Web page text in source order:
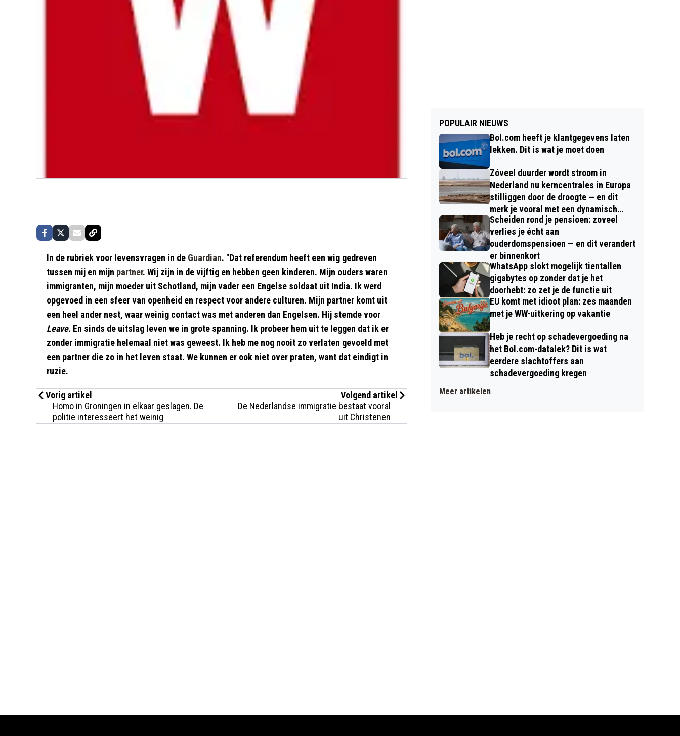
In de rubriek voor levensvragen in de Guardian. "Dat referendum heeft een wig gedreven
tussen mij en mijn partner. Wij zijn in de vijftig en hebben geen kinderen. Mijn ouders waren
immigranten, mijn moeder uit Schotland, mijn vader een Engelse soldaat uit India. Ik werd
opgevoed in een sfeer van openheid en respect voor andere culturen. Mijn partner komt uit
een heel ander nest, waar weinig contact was met anderen dan Engelsen. Hij stemde voor
Leave. En sinds de uitslag leven we in grote spanning. Ik probeer hem uit te leggen dat ik er
zonder immigratie helemaal niet was geweest. Ik heb me nog nooit zo verlaten gevoeld met
een partner die zo in het leven staat. We kunnen er ook niet over praten, want dat eindigt in
ruzie.
Vorig artikel
Homo in Groningen in elkaar geslagen. De
politie interesseert het weinig
Volgend artikel
De Nederlandse immigratie bestaat vooral
uit Christenen
POPULAIR NIEUWS
Bol.com heeft je klantgegevens laten
lekken. Dit is wat je moet doen
Zóveel duurder wordt stroom in
Nederland nu kerncentrales in Europa
stilliggen door de droogte — en dit
merk je vooral met een dynamisch
contract
Scheiden rond je pensioen: zoveel
verlies je écht aan
ouderdomspensioen — en dit verandert
er binnenkort
WhatsApp slokt mogelijk tientallen
gigabytes op zonder dat je het
doorhebt: zo zet je de functie uit
EU komt met idioot plan: zes maanden
met je WW-uitkering op vakantie
Heb je recht op schadevergoeding na
het Bol.com-datalek? Dit is wat
eerdere slachtoffers aan
schadevergoeding kregen
Meer artikelen